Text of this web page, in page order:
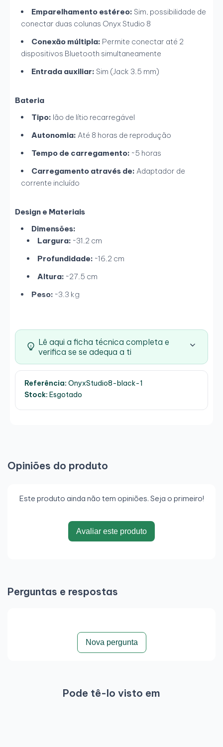
Emparelhamento estéreo: Sim, possibilidade de
conectar duas colunas Onyx Studio 8
Conexão múltipla: Permite conectar até 2
dispositivos Bluetooth simultaneamente
Entrada auxiliar: Sim (Jack 3.5 mm)
Bateria
Tipo: Ião de lítio recarregável
Autonomia: Até 8 horas de reprodução
Tempo de carregamento: ~5 horas
Carregamento através de: Adaptador de
corrente incluído
Design e Materiais
Dimensões:
Largura: ~31.2 cm
Profundidade: ~16.2 cm
Altura: ~27.5 cm
Peso: ~3.3 kg
Lê aqui a ficha técnica completa e
verifica se se adequa a ti
Referência: OnyxStudio8-black-1
Stock: Esgotado
Opiniões do produto
Este produto ainda não tem opiniões. Seja o primeiro!
Avaliar este produto
Perguntas e respostas
Nova pergunta
Pode tê-lo visto em